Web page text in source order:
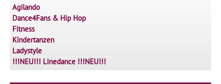
Agilando
Dance4Fans & Hip Hop
Fitness
Kindertanzen
Ladystyle
!!!NEU!!! Linedance !!!NEU!!!